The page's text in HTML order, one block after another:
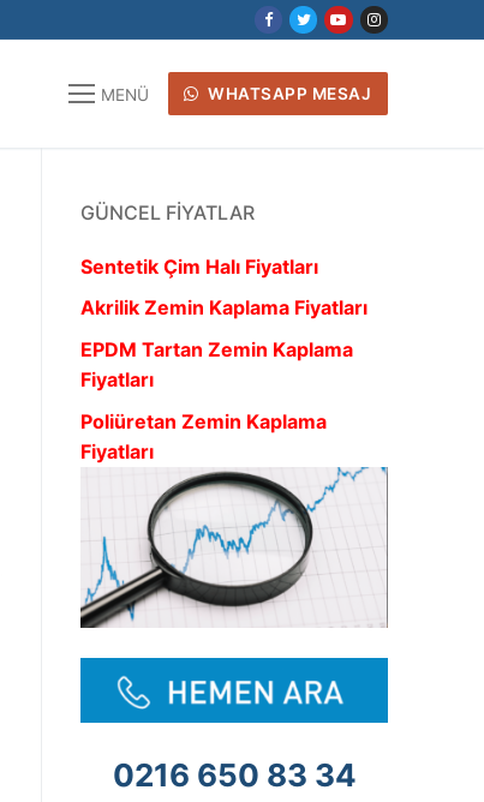
MENÜ WHATSAPP MESAJ
GÜNCEL FIYATLAR
Sentetik Çim Halı Fiyatları
Akrilik Zemin Kaplama Fiyatları
EPDM Tartan Zemin Kaplama
Fiyatları
Poliüretan Zemin Kaplama
Fiyatları
0216 650 83 34